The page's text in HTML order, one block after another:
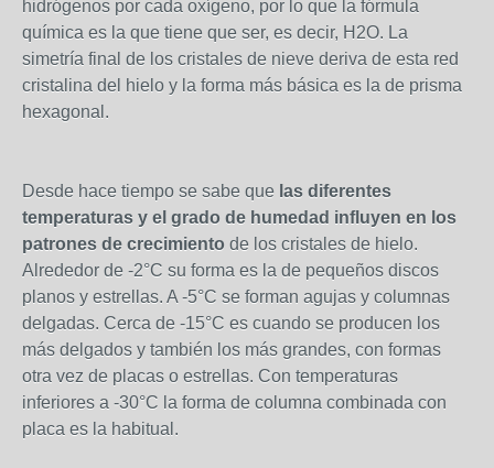
hidrógenos por cada oxígeno, por lo que la fórmula
química es la que tiene que ser, es decir, H 2O. La
simetría final de los cristales de nieve deriva de esta red
cristalina del hielo y la forma más básica es la de prisma
hexagonal.
Desde hace tiempo se sabe que las diferentes
temperaturas y el grado de humedad influyen en los
patrones de crecimiento de los cristales de hielo.
Alrededor de -2°C su forma es la de pequeños discos
planos y estrellas. A -5°C se forman agujas y columnas
delgadas. Cerca de -15°C es cuando se producen los
más delgados y también los más grandes, con formas
otra vez de placas o estrellas. Con temperaturas
inferiores a -30°C la forma de columna combinada con
placa es la habitual.